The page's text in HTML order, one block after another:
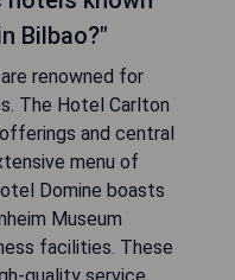
Bilbao?"
renowned for
The Hotel Carlton
and central
menu of
Domine boasts
Museum
facilities. These